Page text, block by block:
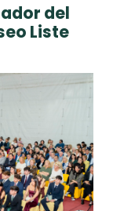
del
Liste